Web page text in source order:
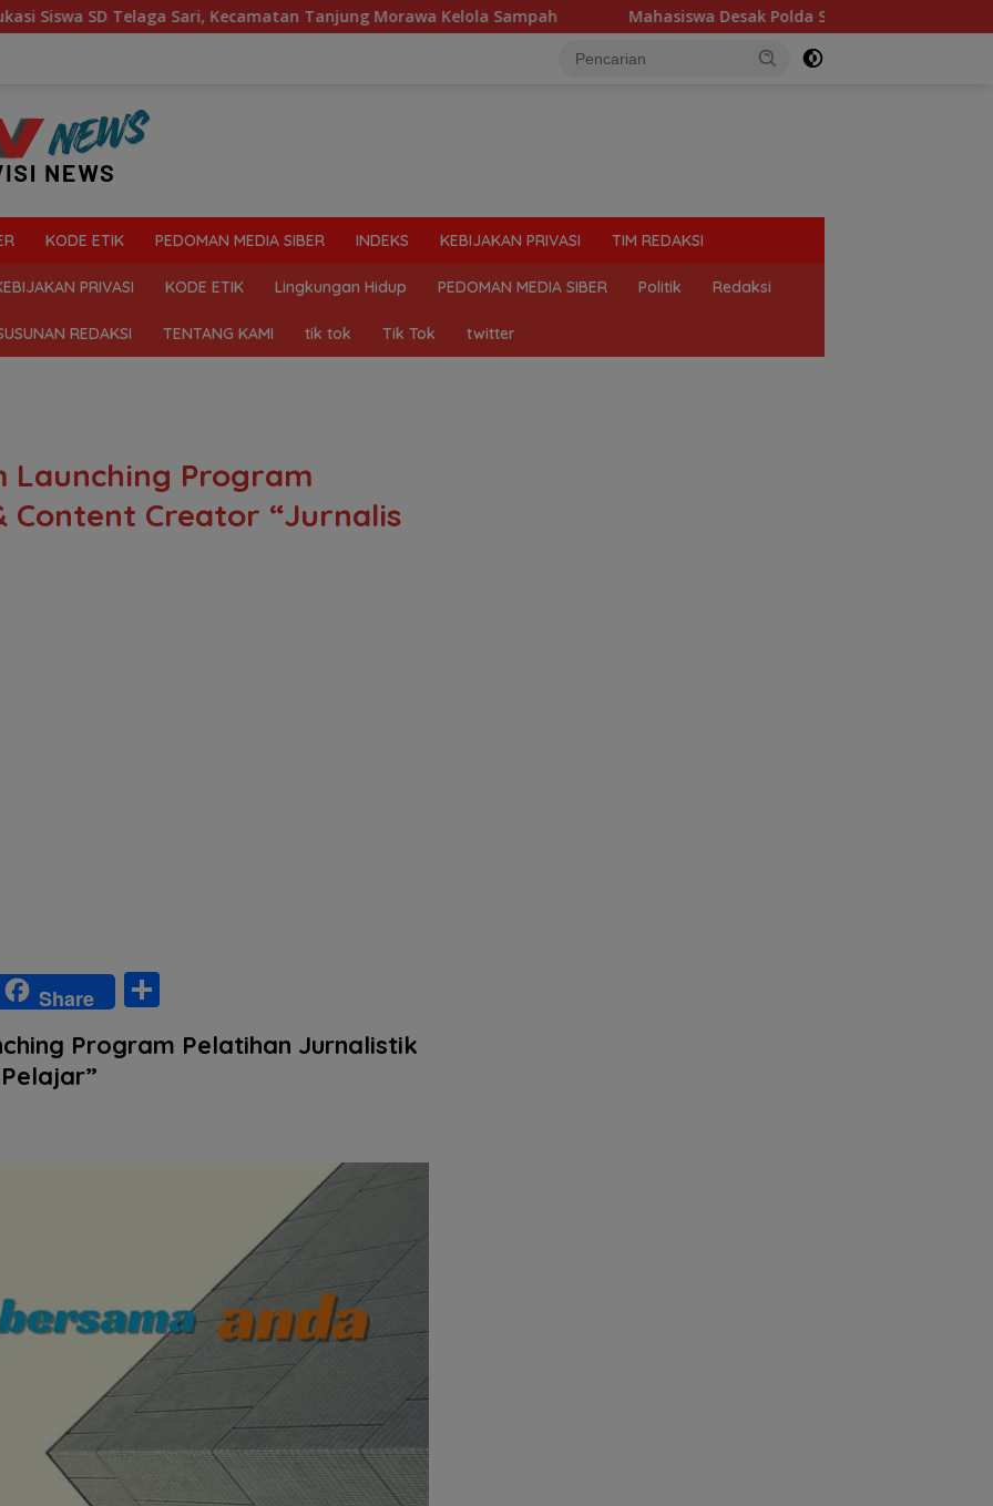
Sari, Kecamatan Tanjung Morawa Kelola Sampah Mahasiswa Desak Polda Sumut Tutup Dugaan Lokasi Judi “Las
KODE ETIK PEDOMAN MEDIA SIBER INDEKS KEBIJAKAN PRIVASI TIM REDAKSI
PRIVASI KODE ETIK Lingkungan Hidup PEDOMAN MEDIA SIBER Politik Redaksi
REDAKSI TENTANG KAMI tik tok Tik Tok twitter
Launching Program
Content Creator “Jurnalis
Share
ar
Program Pelatihan Jurnalistik